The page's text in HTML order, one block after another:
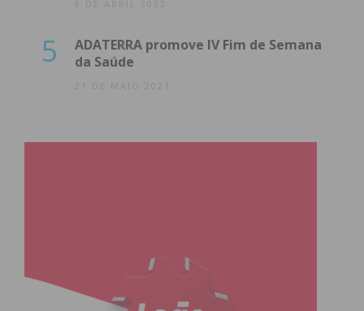
8 DE ABRIL 2022
5
ADATERRA promove IV Fim de Semana
da Saúde
21 DE MAIO 2021